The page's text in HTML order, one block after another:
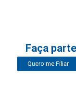
Faça
Quero me Filiar